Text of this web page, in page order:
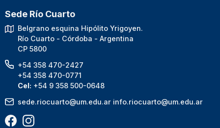
Sede Río Cuarto
Belgrano esquina Hipólito Yrigoyen.
Río Cuarto - Córdoba - Argentina
CP 5800
+54 358 470-2427
+54 358 470-0771
Cel: +54 9 358 500-0648
sede.riocuarto@um.edu.ar info.riocuarto@um.edu.ar